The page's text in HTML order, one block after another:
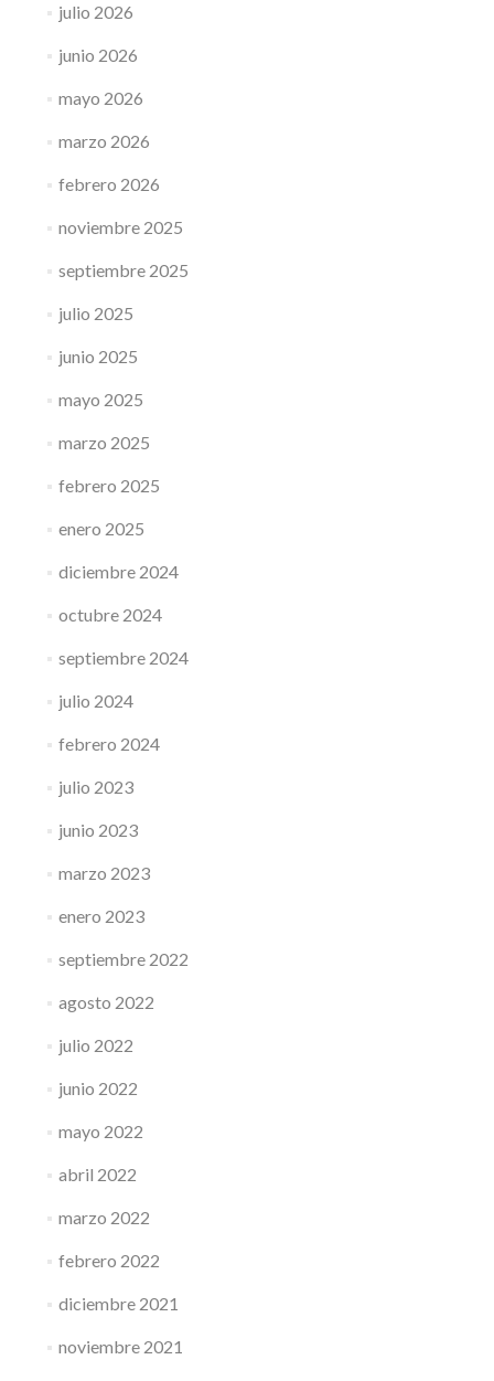
julio 2026
junio 2026
mayo 2026
marzo 2026
febrero 2026
noviembre 2025
septiembre 2025
julio 2025
junio 2025
mayo 2025
marzo 2025
febrero 2025
enero 2025
diciembre 2024
octubre 2024
septiembre 2024
julio 2024
febrero 2024
julio 2023
junio 2023
marzo 2023
enero 2023
septiembre 2022
agosto 2022
julio 2022
junio 2022
mayo 2022
abril 2022
marzo 2022
febrero 2022
diciembre 2021
noviembre 2021